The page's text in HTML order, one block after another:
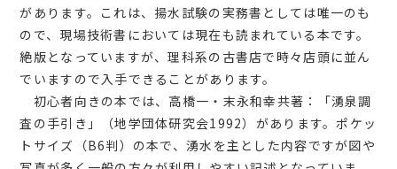
があります。これは、揚水試験の実務書としては唯一のも
ので、現場技術書においては現在も読まれている本です。
絶版となっていますが、理科系の古書店で時々店頭に並ん
でいますので入手できることがあります。
初心者向きの本では、高橋一・末永和幸共著：「湧泉調
査の手引き」（地学団体研究会1992）があります。ポケッ
トサイズ（B6判）の本で、湧水を主とした内容ですが図や